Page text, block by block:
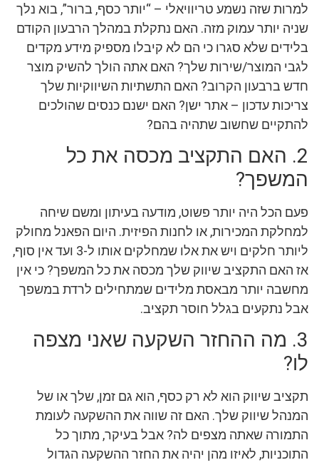
למרות שזה נשמע טריוויאלי – “יותר כסף, ברור”, בוא נלך
שניה יותר עמוק מזה. האם נתקלת במהלך הרבעון הקודם
בלידים שלא סגרו כי הם לא קיבלו מספיק מידע מקדים
לגבי המוצר/שירות שלך? האם אתה הולך להשיק מוצר
חדש ברבעון הקרוב? האם התשתיות השיווקיות שלך
צריכות עדכון – אתר ישן? האם ישנם כנסים שהולכים
להתקיים שחשוב שתהיה בהם?
2. האם התקציב מכסה את כל
המשפך?
פעם הכל היה יותר פשוט, מודעה בעיתון ומשם שיחה
למחלקת המכירות, או לחנות הפיזית. היום הפאנל מחולק
ליותר חלקים ויש את אלו שמחלקים אותו ל-3 ועד אין סוף,
אז האם התקציב שיווק שלך מכסה את כל המשפך? כי אין
מחשבה יותר מבאסת מלידים שמתחילים לרדת במשפך
אבל נתקעים בגלל חוסר תקציב.
3. מה ההחזר השקעה שאני מצפה
לו?
תקציב שיווק הוא לא רק כסף, הוא גם זמן, שלך או של
המנהל שיווק שלך. האם זה שווה את ההשקעה לעומת
התמורה שאתה מצפים לה? אבל בעיקר, מתוך כל
התוכניות, לאיזו מהן יהיה את החזר ההשקעה הגדול